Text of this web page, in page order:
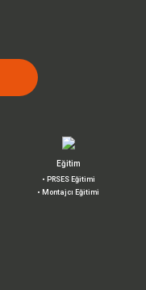
Eğitim
• PRSES Eğitimi
• Montajcı Eğitimi